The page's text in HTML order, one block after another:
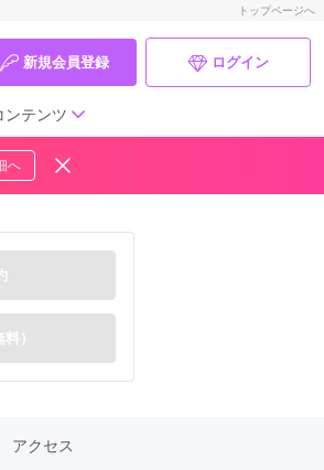
トップページへ
新規会員登録 ログイン
ンテンツ
特集
振袖コーディネート特集
ポート
ンド特集
優秀店舗
へ
）
アクセス